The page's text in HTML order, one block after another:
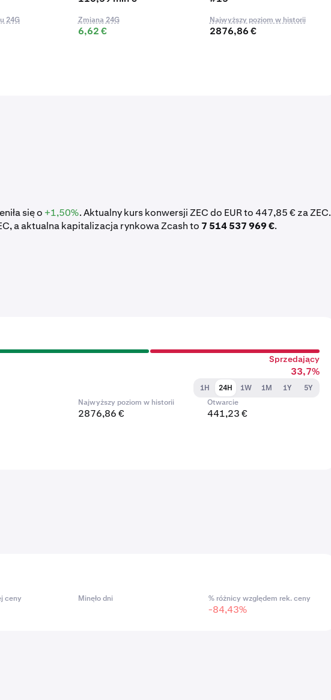
24G Zmiana 24G
6,62 €
Najwyższy poziom w historii
2876,86 €
się o +1,50%. Aktualny kurs konwersji ZEC do EUR to 447,85 € za ZEC.
a aktualna kapitalizacja rynkowa Zcash to 7 514 537 969 €.
Sprzedający
33,7%
1H 24H 1W 1M 1Y
5Y
Najwyższy poziom w historii
2876,86 €
Otwarcie
441,23 €
ceny Minęło dni % różnicy względem rek. ceny
-84,43%